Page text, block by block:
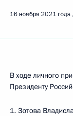
16 ноября 2021 года
В ходе личного
Президенту
1. Зотова